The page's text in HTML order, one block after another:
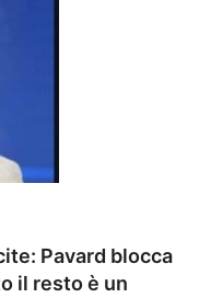
Pavard blocca
il resto è un